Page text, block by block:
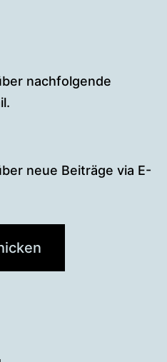
nachfolgende
neue Beiträge via E-